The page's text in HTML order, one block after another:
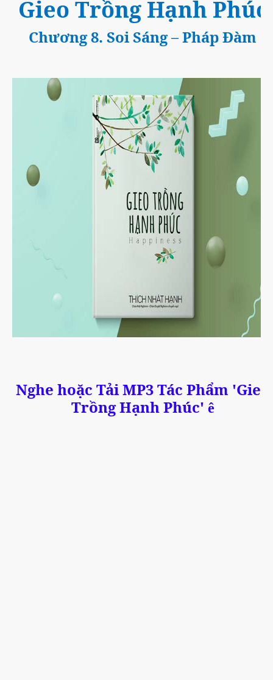
Gieo Trồng Hạnh Phúc
Chương 8. Soi Sáng–Pháp Đàm
Nghe hoặc Tải MP3 Tác Phẩm 'Gieo
Trồng Hạnh Phúc' ê